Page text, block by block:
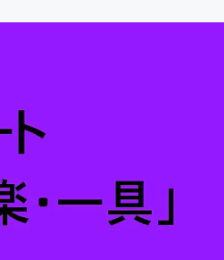
ーム・サービス開発
籍・雑誌出版
レンジ